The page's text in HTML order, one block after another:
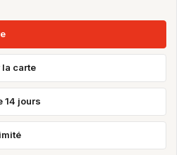
carte
14 jours